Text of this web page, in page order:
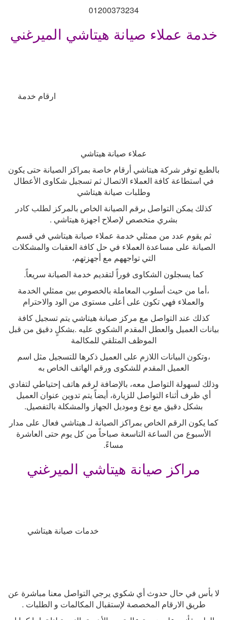
01200373234
خدمة عملاء صيانة هيتاشي الميرغني
ارقام خدمة
عملاء صيانة هيتاشي
بالطبع توفر شركة هيتاشي أرقام خاصة بمراكز الصيانة حتى يكون
في استطاعة كافة العملاء الاتصال ثم تسجيل شكاوى الأعطال
وطلبات صيانة هيتاشي
كذلك يمكن التواصل برقم الصيانة الخاص بالمركز لطلب كادر
بشري متخصص لإصلاح اجهزة هيتاشي .
ثم يقوم عدد من ممثلي خدمة عملاء صيانة هيتاشي في قسم
الصيانة على مساعدة العملاء في حل كافة العقبات والمشكلات
التي تواجههم مع أجهزتهم،
كما يسجلون الشكاوى فوراً لتقديم خدمة الصيانة سريعاً.
،أما من حيث أسلوب المعاملة بالخصوص بين ممثلي الخدمة
والعملاء فهي تكون على أعلى مستوى من الود والاحترام
كذلك عند التواصل مع مركز صيانة هيتاشي يتم تسجيل كافة
بيانات العميل والعطل المقدم الشكوي عليه .بشكلٍ دقيق من قبل
الموظف المتلقي للمكالمة
،وتكون البيانات اللازم على العميل ذكرها للتسجيل مثل اسم
العميل المقدم للشكوى ورقم الهاتف الخاص به
وذلك لسهولة التواصل معه، بالإضافة لرقم هاتف إحتياطي لتفادي
أي ظرف أثناء التواصل للزيارة، أيضاً يتم تدوين عنوان العميل
بشكل دقيق مع نوع وموديل الجهاز والمشكلة بالتفصيل.
كما يكون الرقم الخاص بمراكز الصيانة لـ هيتاشي فعال على مدار
الأسبوع من الساعة التاسعة صباحاً من كل يوم حتى العاشرة
مساءً.
مراكز صيانة هيتاشي الميرغني
خدمات صيانة هيتاشي
لا بأس في حال حدوث أي شكوي يرجي التواصل معنا مباشرة عن
طريق الارقام المخصصة لإستقبال المكالمات و الطلبات .